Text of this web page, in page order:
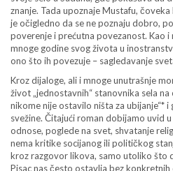
znanje. Tada upoznaje Mustafu,
je očigledno da se ne poznaju dobro,
poverenje i prećutna povezanost. Kao
mnoge godine svog života u
ono što ih povezuje – sagledavanje
Kroz dijaloge, ali i mnoge unutrašnje
život „jednostavnih“ stanovnika sela na
nikome nije ostavilo ništa za ubijanje“*
svežine. Čitajući roman dobijamo uvid
odnose, poglede na svet, shvatanje
nema kritike socijanog ili političkog
kroz razgovor likova, samo utoliko što
Pisac nas često ostavlja bez